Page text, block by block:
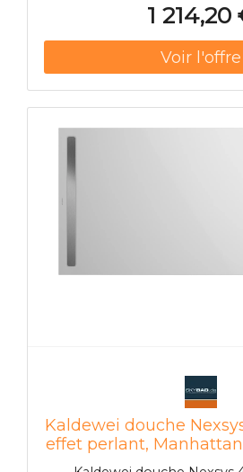
de vidange à l'extérieur
avec vidage modèle KA
max.184 mm Hauteur avec
4122 ultra-plat 94 mm Poids
base blanc alpin Surface
chimiques résistant à la
d'entretien et hygiénique
1 214,20
Kaldewei douche
effet perlant,
cm, à Kaldewei